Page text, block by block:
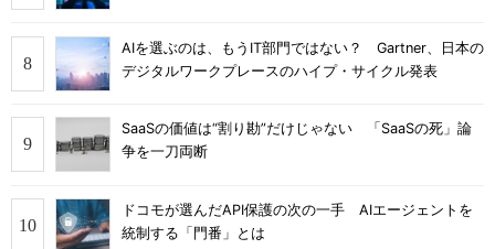
AIを選ぶのは、もうIT部門ではない？ Gartner、日本の
デジタルワークプレースのハイプ・サイクル発表
SaaSの価値は“割り勘”だけじゃない 「SaaSの死」論
争を一刀両断
ドコモが選んだAPI保護の次の一手 AIエージェントを
統制する「門番」とは